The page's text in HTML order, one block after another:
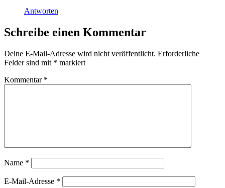
Antworten
Schreibe einen Kommentar
Deine E-Mail-Adresse wird nicht veröffentlicht. Erforderliche
Felder sind mit * markiert
Kommentar *
Name *
E-Mail-Adresse *